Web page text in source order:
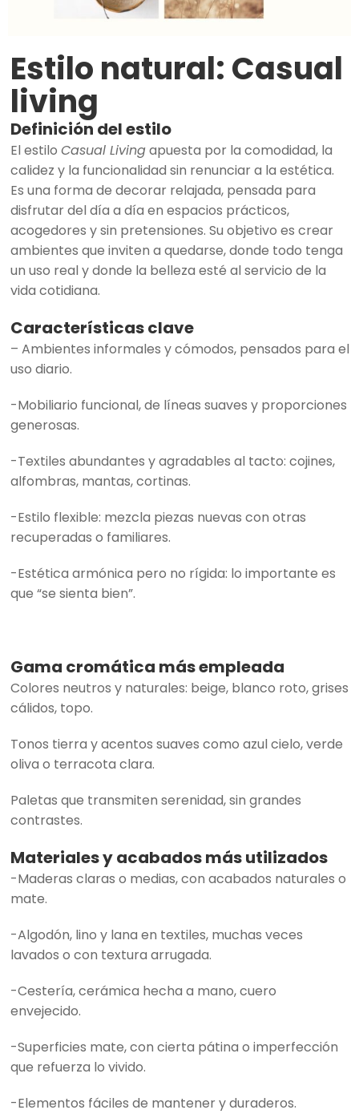
Estilo natural: Casual
living
Definición del estilo
El estilo Casual Livingapuesta por la comodidad, la
calidez y la funcionalidad sin renunciar a la estética.
Es una forma de decorar relajada, pensada para
disfrutar del día a día en espacios prácticos,
acogedores y sin pretensiones. Su objetivo es crear
ambientes que inviten a quedarse, donde todo tenga
un uso real y donde la belleza esté al servicio de la
vida cotidiana.
Características clave
– Ambientes informales y cómodos, pensados para el
uso diario.
-Mobiliario funcional, de líneas suaves y proporciones
generosas.
-Textiles abundantes y agradables al tacto: cojines,
alfombras, mantas, cortinas.
-Estilo flexible: mezcla piezas nuevas con otras
recuperadas o familiares.
-Estética armónica pero no rígida: lo importante es
que “se sienta bien”.
Gama cromática más empleada
Colores neutros y naturales: beige, blanco roto, grises
cálidos, topo.
Tonos tierra y acentos suaves como azul cielo, verde
oliva o terracota clara.
Paletas que transmiten serenidad, sin grandes
contrastes.
Materiales y acabados más utilizados
-Maderas claras o medias, con acabados naturales o
mate.
-Algodón, lino y lana en textiles, muchas veces
lavados o con textura arrugada.
-Cestería, cerámica hecha a mano, cuero
envejecido.
-Superficies mate, con cierta pátina o imperfección
que refuerza lo vivido.
-Elementos fáciles de mantener y duraderos.